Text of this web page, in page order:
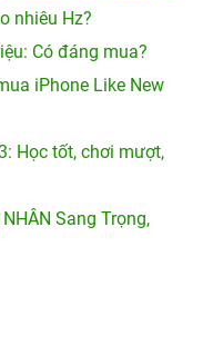
nhiêu Hz?
Có đáng mua?
iPhone Like New
Học tốt, chơi mượt,
Sang Trọng,